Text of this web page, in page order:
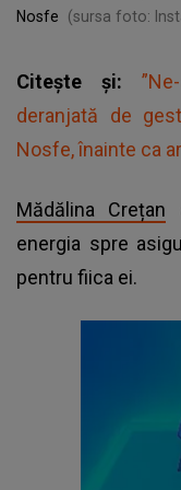
Nosfe
(sursa foto:
Citește și:
deranjată de
Nosfe, înainte ca
Mădălina Crețan
energia spre
pentru fiica ei.